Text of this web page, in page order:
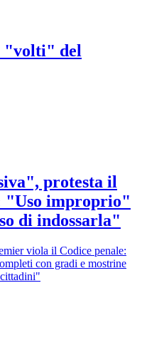
"volti" del
protesta il
"Uso improprio"
di indossarla"
viola il Codice penale:
con gradi e mostrine